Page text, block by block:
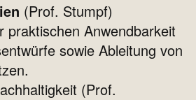
(Prof. Stumpf)
praktischen Anwendbarkeit
sowie Ableitung von
(Prof.